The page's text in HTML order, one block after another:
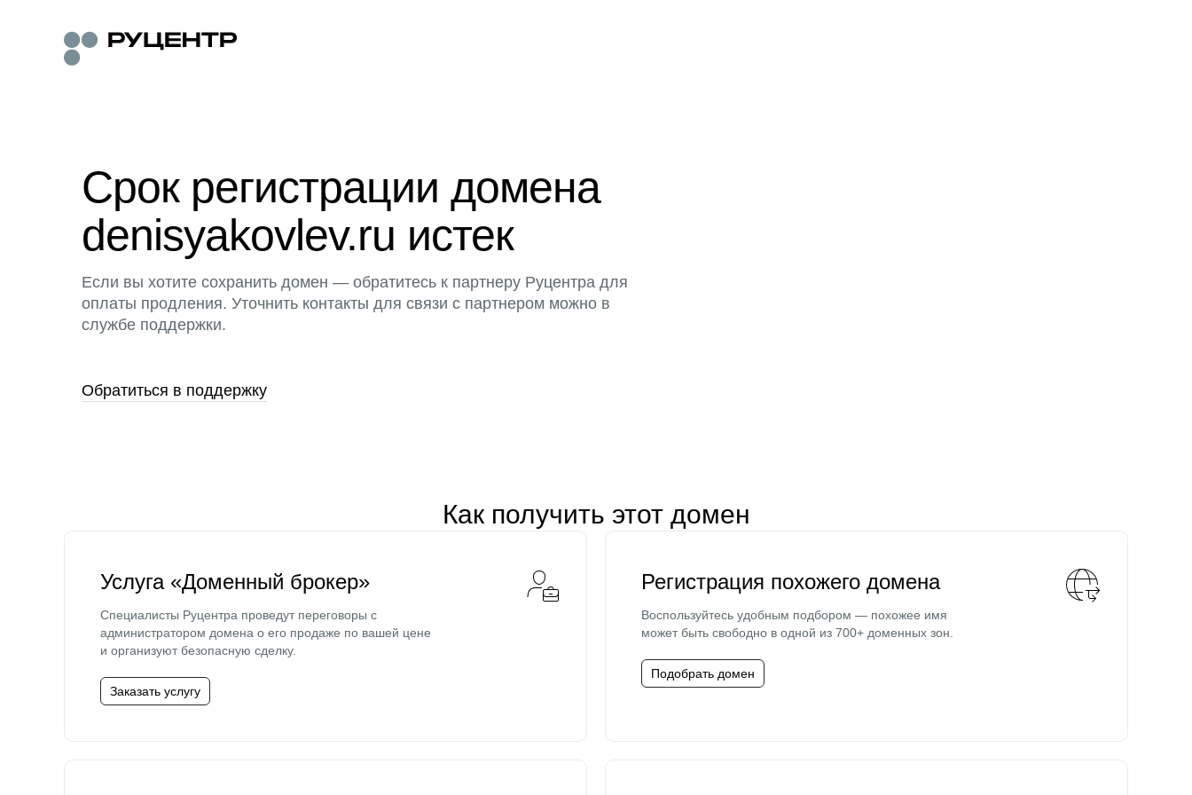
Срок регистрации домена
denisyakovlev.ru истек
Если вы хотите сохранить домен — обратитесь к партнеру Руцентра для
оплаты продления. Уточнить контакты для связи с партнером можно в
службе поддержки.
Обратиться в поддержку
Как получить этот домен
Услуга «Доменный брокер»
Специалисты Руцентра проведут переговоры с
администратором домена о его продаже по вашей цене
и организуют безопасную сделку.
Заказать услугу
Регистрация похожего домена
Воспользуйтесь удобным подбором — похожее имя
может быть свободно в одной из 700+ доменных зон.
Подобрать домен